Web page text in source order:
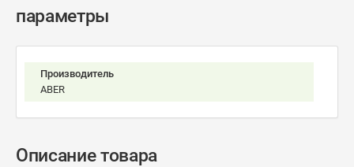
параметры
Производитель
ABER
Описание товара